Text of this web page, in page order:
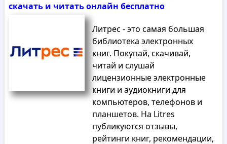
скачать и читать онлайн бесплатно
Литрес - это самая большая
библиотека электронных
книг. Покупай, скачивай,
читай и слушай
лицензионные электронные
книги и аудиокниги для
компьютеров, телефонов и
планшетов. На Litres
публикуются отзывы,
рейтинги книг, рекомендации,